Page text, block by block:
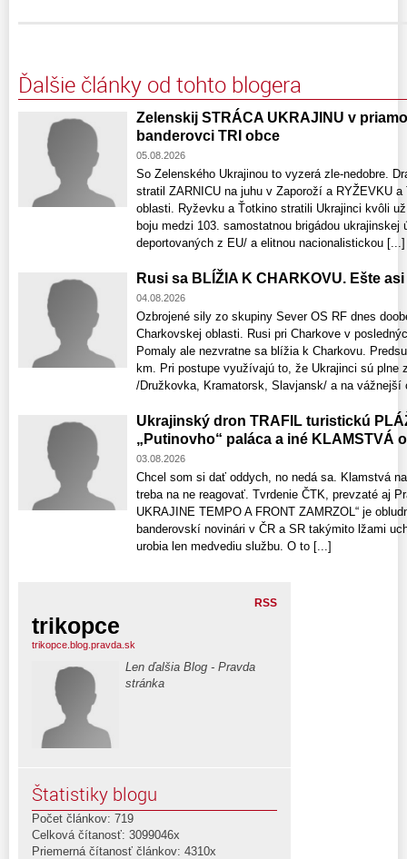
Ďalšie články od tohto blogera
Zelenskij STRÁCA UKRAJINU v
banderovci TRI obce
05.08.2026
So Zelenského Ukrajinou to vyzerá zle-nedobre.
stratil ZARNICU na juhu v Zaporoží a RYŽEVKU
oblasti. Ryževku a Ťotkino stratili Ukrajinci kvôli
boju medzi 103. samostatnou brigádou
deportovaných z EU/ a elitnou nacionalistickou [...]
Rusi sa BLÍŽIA K CHARKOVU. Ešte
04.08.2026
Ozbrojené sily zo skupiny Sever OS RF dnes
Charkovskej oblasti. Rusi pri Charkove v
Pomaly ale nezvratne sa blížia k Charkovu.
km. Pri postupe využívajú to, že Ukrajinci sú plne
/Družkovka, Kramatorsk, Slavjansk/ a na vážnejší
Ukrajinský dron TRAFIL turistickú
„Putinovho“ paláca a iné KLAMSTVÁ
03.08.2026
Chcel som si dať oddych, no nedá sa. Klamstvá
treba na ne reagovať. Tvrdenie ČTK, prevzaté aj
UKRAJINE TEMPO A FRONT ZAMRZOL“ je
banderovskí novinári v ČR a SR takýmito lžami
urobia len medvediu službu. O to [...]
RSS
trikopce
trikopce.blog.pravda.sk
Len ďalšia Blog - Pravda
stránka
Štatistiky blogu
Počet článkov: 719
Celková čítanosť: 3099046x
Priemerná čítanosť článkov: 4310x